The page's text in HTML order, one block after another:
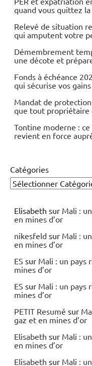
quand vous quittez la
Relevé de situation
qui amputent votre
Démembrement
une décote et
Fonds à échéance
qui sécurise vos
Mandat de
que tout propriétaire
Tontine moderne :
revient en force
Catégories
Elisabeth sur Mali :
en mines d’or
nikesfeld sur Mali :
en mines d’or
ES sur Mali : un pays
mines d’or
ES sur Mali : un pays
mines d’or
PETIT Resumé sur
gaz et en mines d’or
Elisabeth sur Mali :
en mines d’or
Elisabeth sur Mali :